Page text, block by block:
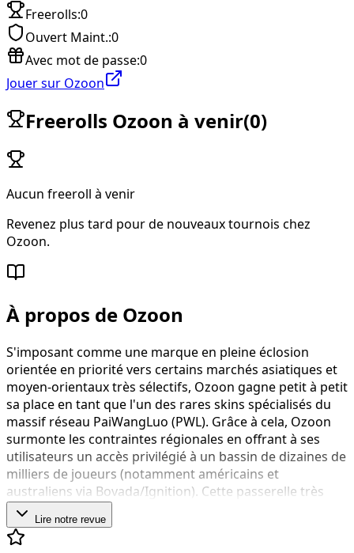
Freerolls:0
Ouvert Maint.:0
Avec mot de passe:0
Jouer sur Ozoon
Freerolls Ozoon à venir(0)
Aucun freeroll à venir
Revenez plus tard pour de nouveaux tournois chez
Ozoon.
À propos de Ozoon
S'imposant comme une marque en pleine éclosion
orientée en priorité vers certains marchés asiatiques et
moyen-orientaux très sélectifs, Ozoon gagne petit à petit
sa place en tant que l'un des rares skins spécialisés du
massif réseau PaiWangLuo (PWL). Grâce à cela, Ozoon
surmonte les contraintes régionales en offrant à ses
utilisateurs un accès privilégié à un bassin de dizaines de
milliers de joueurs (notamment américains et
australiens via Bovada/Ignition). Cette passerelle très
exotique s'articule sur une monétisation favorisant les
agents et portefeuilles virtuels non-traditionnels, un
outil devenu indispensable pour les résidents des pays à
Lire notre revue